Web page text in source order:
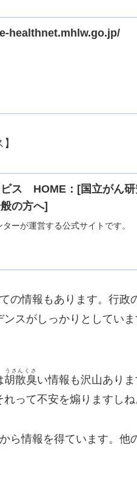
healthnet.mhlw.go.jp/
ビス HOME：[国立がん
の方へ]
ーが運営する公式サイトです。
の情報もあります。行政
スがしっかりとしてい
胡散臭
うさんくさ
い情報も沢山あり
って不安を煽りますしね
ら情報を得ています。他